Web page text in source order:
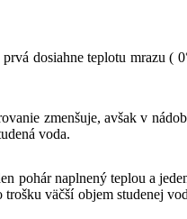
dosiahne teplotu mrazu (
zmenšuje, avšak v
voda.
pohár naplnený teplou a
väčší objem studenej